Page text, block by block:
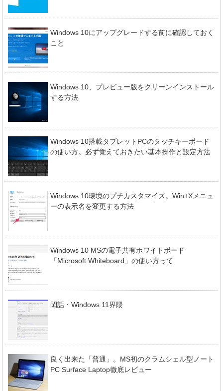
Windows 10にアップグレードする前に確認しておく
こと
Windows 10、プレビュー版をクリーンインストール
する方法
Windows 10搭載タブレットPCのタッチキーボード
の使い方。必ず覚えておきたい基本操作と設定方法
Windows 10環境のプチカスタマイズ。Win+Xメニュ
ーの表示名を変更する方法
Windows 10 MSの電子共有ホワイトボード
「Microsoft Whiteboard」の使い方って
閑話・Windows 11界隈
良く出来た「普通」。MS初のクラムシェル型ノート
PC Surface Laptop徹底レビュー